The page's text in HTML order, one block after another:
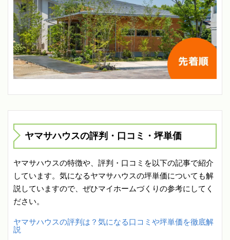
ヤマサハウスの評判・口コミ・坪単価
ヤマサハウスの特徴や、評判・口コミを以下の記事で紹介
しています。気になるヤマサハウスの坪単価についても解
説していますので、ぜひマイホームづくりの参考にしてく
ださい。
ヤマサハウスの評判は？気になる口コミや坪単価を徹底解
説